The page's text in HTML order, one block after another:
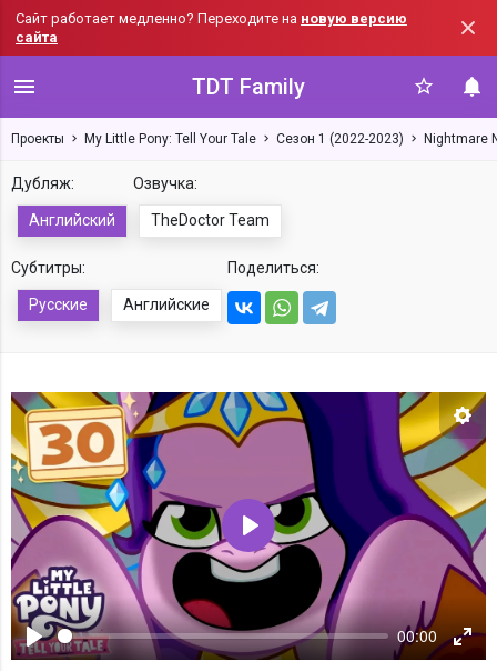
Сайт работает медленно? Переходите на новую версию
сайта
TDT Family
Проекты My Little Pony: Tell Your Tale Сезон 1 (2022-2023) Nightmare
Дубляж:
Английский
Озвучка:
TheDoctor Team
Субтитры:
Русские Английские
Поделиться:
Воспроизвести
00:00
Воспроизвести